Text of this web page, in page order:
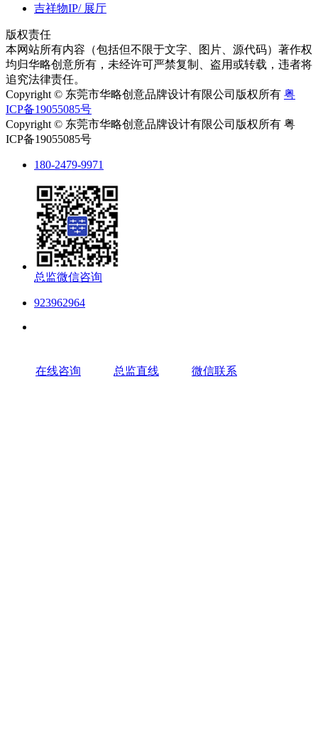
吉祥物IP/ 展厅
版权责任
本网站所有内容（包括但不限于文字、图片、源代码）著作权
均归华略创意所有，未经许可严禁复制、盗用或转载，违者将
追究法律责任。
Copyright © 东莞市华略创意品牌设计有限公司版权所有 粤
ICP备19055085号
Copyright © 东莞市华略创意品牌设计有限公司版权所有 粤
ICP备19055085号
180-2479-9971
总监微信咨询
923962964
在线咨询 总监直线 微信联系